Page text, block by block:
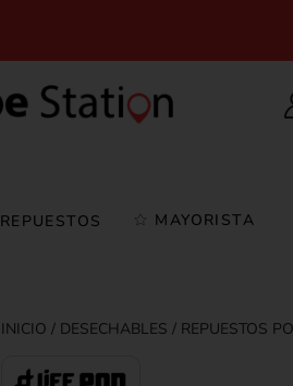
REPUESTOS MAYORISTA
DESECHABLES REPUESTOS